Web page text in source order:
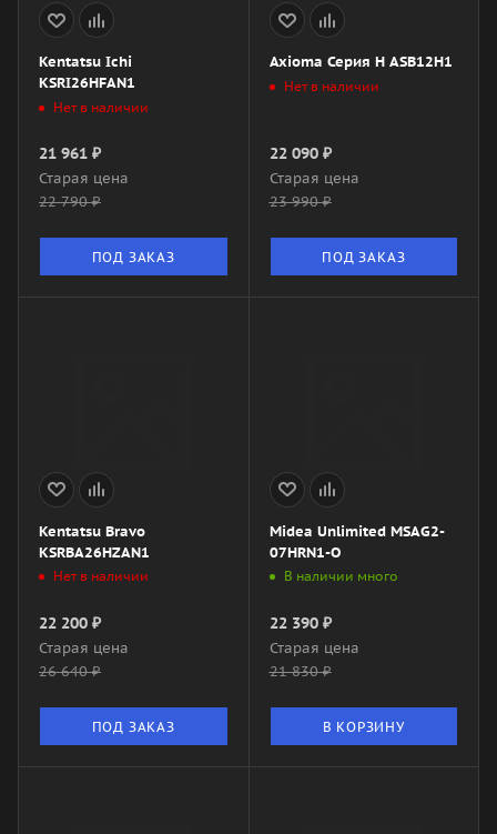
Kentatsu Ichi
KSRI26HFAN1
Нет в наличии
21 961 ₽
Старая цена
22 790₽
ПОД ЗАКАЗ
Axioma Серия H ASB12H1
Нет в наличии
22 090₽
Старая цена
23 990₽
ПОД ЗАКАЗ
Kentatsu Bravo
KSRBA26HZAN1
Нет в наличии
22 200 ₽
Старая цена
26 640₽
ПОД ЗАКАЗ
Midea Unlimited MSAG2-
07HRN1-O
В наличии много
22 390₽
Старая цена
21 830₽
В КОРЗИНУ